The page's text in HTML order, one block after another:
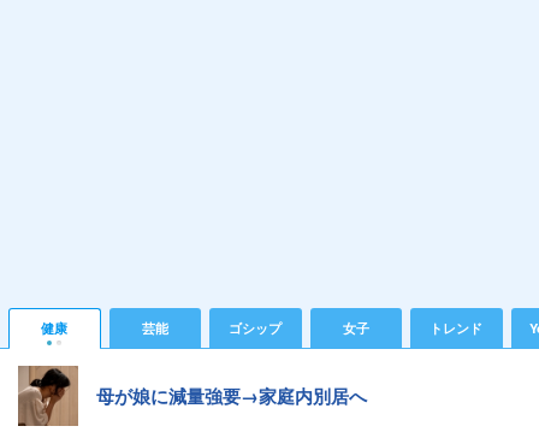
健康 芸能 ゴシップ 女子 トレンド
母が娘に減量強要→家庭内別居へ